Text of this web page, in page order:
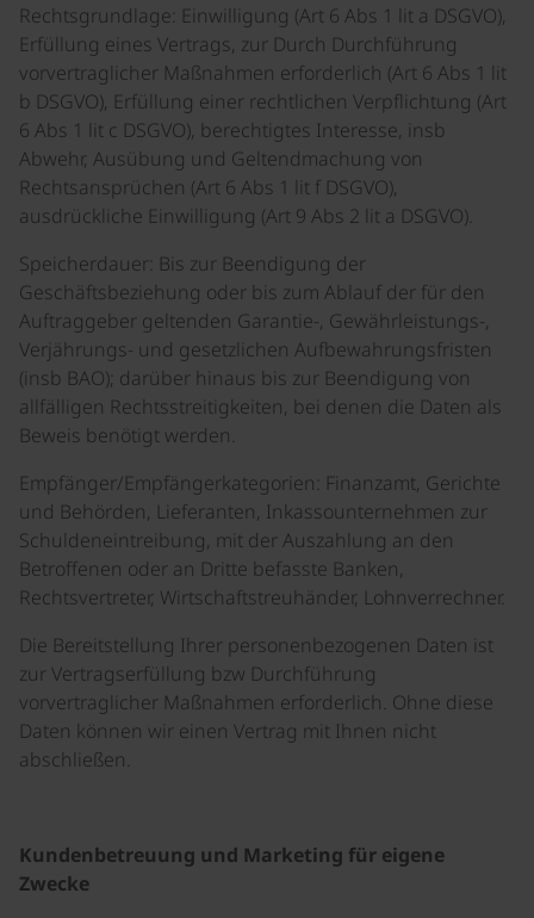
Rechtsgrundlage: Einwilligung (Art 6 Abs 1 lit a DSGVO),
Erfüllung eines Vertrags, zur Durch Durchführung
vorvertraglicher Maßnahmen erforderlich (Art 6 Abs 1 lit
b DSGVO), Erfüllung einer rechtlichen Verpflichtung (Art
6 Abs 1 lit c DSGVO), berechtigtes Interesse, insb
Abwehr, Ausübung und Geltendmachung von
Rechtsansprüchen (Art 6 Abs 1 lit f DSGVO),
ausdrückliche Einwilligung (Art 9 Abs 2 lit a DSGVO).
Speicherdauer: Bis zur Beendigung der
Geschäftsbeziehung oder bis zum Ablauf der für den
Auftraggeber geltenden Garantie-, Gewährleistungs-,
Verjährungs- und gesetzlichen Aufbewahrungsfristen
(insb BAO); darüber hinaus bis zur Beendigung von
allfälligen Rechtsstreitigkeiten, bei denen die Daten als
Beweis benötigt werden.
Empfänger/Empfängerkategorien: Finanzamt, Gerichte
und Behörden, Lieferanten, Inkassounternehmen zur
Schuldeneintreibung, mit der Auszahlung an den
Betroffenen oder an Dritte befasste Banken,
Rechtsvertreter, Wirtschaftstreuhänder, Lohnverrechner.
Die Bereitstellung Ihrer personenbezogenen Daten ist
zur Vertragserfüllung bzw Durchführung
vorvertraglicher Maßnahmen erforderlich. Ohne diese
Daten können wir einen Vertrag mit Ihnen nicht
abschließen.
Kundenbetreuung und Marketing für eigene
Zwecke